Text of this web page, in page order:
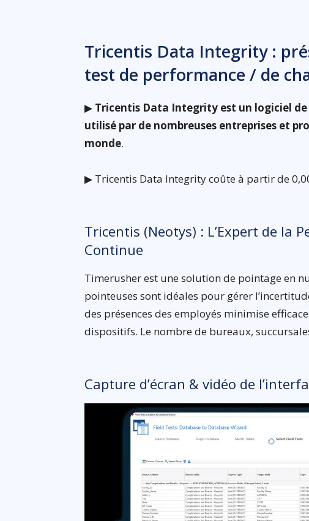
Tricentis Data Integrity :
test de performance / de
▶ Tricentis Data Integrity est un logiciel
utilisé par de nombreuses entreprises et
monde.
▶ Tricentis Data Integrity coûte à partir de
Tricentis (Neotys) : L’Expert de la
Continue
Timerusher est une solution de pointage en
pointeuses sont idéales pour gérer
des présences des employés minimise
dispositifs. Le nombre de bureaux,
Capture d’écran & vidéo de